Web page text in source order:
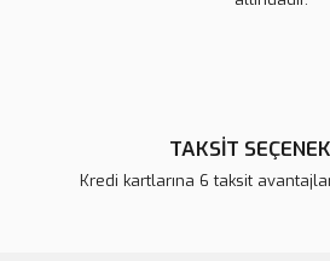
TAKSİT
Kredi kartlarına 6 taksit